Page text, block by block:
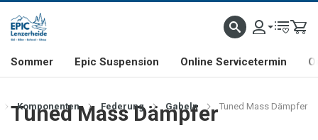
& FREERIDE-SPEZIALIST SCHWEIZER FIRMA SHOP & SHOWROOM IN
Sommer Epic Suspension Online Servicetermin
Komponenten Federung Gabeln Tuned Mass Dämpfer
Tuned Mass Dämpfer